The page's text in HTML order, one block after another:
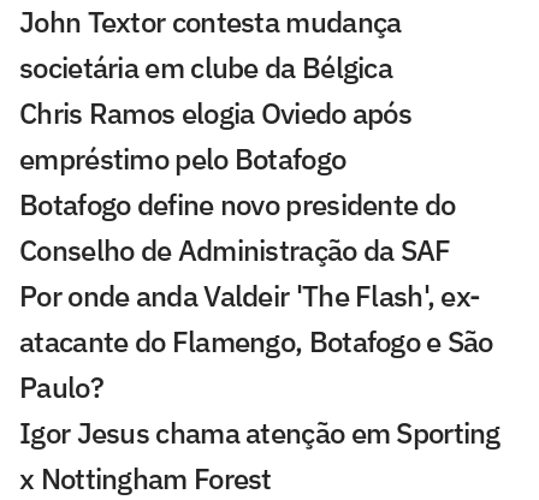
John Textor contesta mudança
societária em clube da Bélgica
Chris Ramos elogia Oviedo após
empréstimo pelo Botafogo
Botafogo define novo presidente do
Conselho de Administração da SAF
Por onde anda Valdeir 'The Flash', ex-
atacante do Flamengo, Botafogo e São
Paulo?
Igor Jesus chama atenção em Sporting
x Nottingham Forest